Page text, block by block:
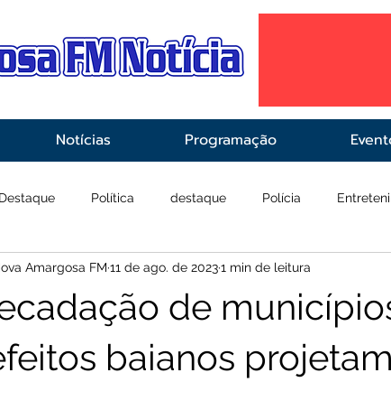
Notícias Programação
Destaque Política destaque Polícia
Infraestrutura Saúde
de
baianos
Amargosa FM 11 de ago. de 20231 min de leitura